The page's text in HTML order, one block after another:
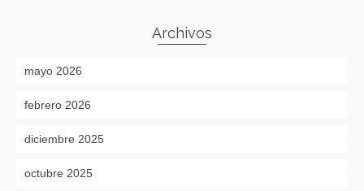
Archivos
mayo 2026
febrero 2026
diciembre 2025
octubre 2025